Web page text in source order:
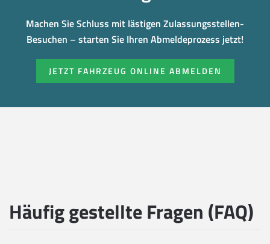
Machen Sie Schluss mit lästigen Zulassungsstellen-
Besuchen – starten Sie Ihren Abmeldeprozess jetzt!
JETZT FAHRZEUG ONLINE ABMELDEN
Häufig gestellte Fragen (FAQ)